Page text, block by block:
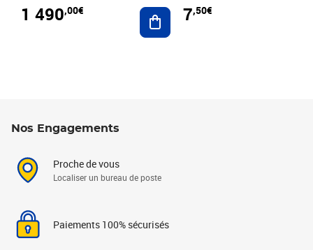
1 490,00€ Ajouter au panier
7,50€
Nos Engagements
Proche de vous
Localiser un bureau de poste
Paiements 100% sécurisés